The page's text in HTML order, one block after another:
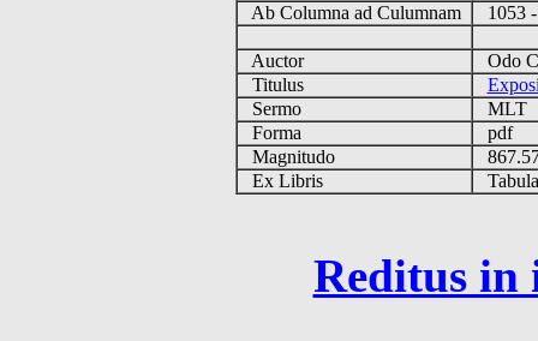
Ab Columna ad Culumnam
1053
Auctor
Odo
Titulus
Sermo
MLT
Forma
pdf
Magnitudo
Ex Libris
Reditus in